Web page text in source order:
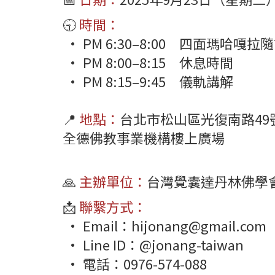
🕤時間：
• PM 6:30–8:00 四面瑪哈嘎拉
• PM 8:00–8:15 休息時間
• PM 8:15–9:45 儀軌講解
📍 地點： 台北市松山區光復南路49
全德佛教事業機構樓上廣場
🙏 主辦單位： 台灣覺囊達丹林佛學
📩聯繫方式：
• Email：hijonang@gmail.com
• Line ID：@jonang-taiwan
• 電話：0976-574-088